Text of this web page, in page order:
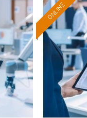
ONLINE
Para
-